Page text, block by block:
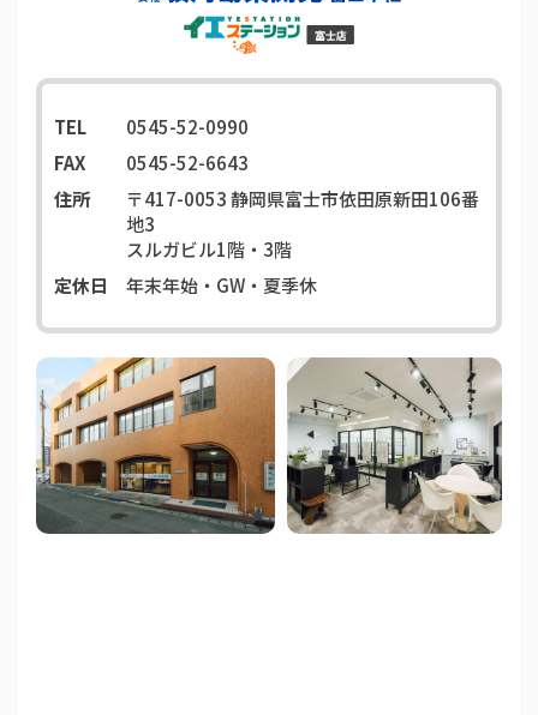
TEL
0545-52-0990
FAX
0545-52-6643
住所
〒417-0053静岡県富士市依田原新田106番
地3
スルガビル1階・3階
定休日
年末年始・GW・夏季休